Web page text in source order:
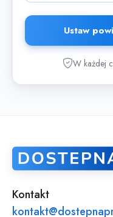
Ustaw
W każdej
Kontakt